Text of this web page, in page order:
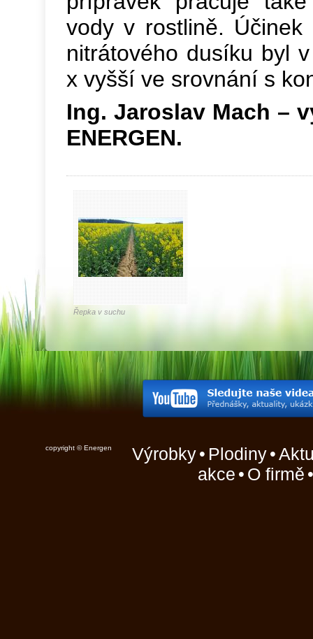
vody v rostlině. Účinek
nitrátového dusíku byl
x vyšší ve srovnání s
Ing. Jaroslav Mach –
ENERGEN.
Řepka v suchu
copyright © Energen Výrobky• Plodiny•
akce • O firmě •